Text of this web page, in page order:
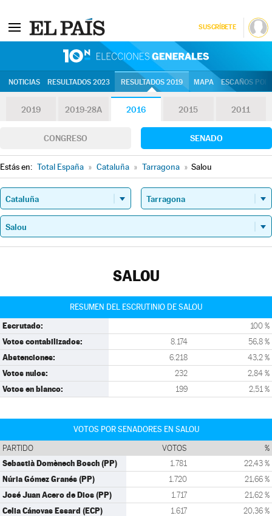
SUSCRÍBETE
NOTICIAS RESULTADOS 2023 RESULTADOS 2019 MAPA ESCAÑOS
2019 2019-28A 2016 2015 2011
CONGRESO SENADO
Estás en: Total España » Cataluña » Tarragona » Salou
SALOU
RESUMEN DEL ESCRUTINIO DE SALOU
Escrutado: 100 %
Votos contabilizados: 8.174 56,8 %
Abstenciones: 6.218 43,2 %
Votos nulos: 232 2,84 %
Votos en blanco: 199 2,51 %
VOTOS POR SENADORES EN SALOU
PARTIDO VOTOS %
Sebastià Domènech Bosch (PP) 1.781 22,43 %
Núria Gómez Granés (PP) 1.720 21,66 %
José Juan Acero de Dios (PP) 1.717 21,62 %
Celia Cánovas Essard (ECP) 1.617 20,36 %